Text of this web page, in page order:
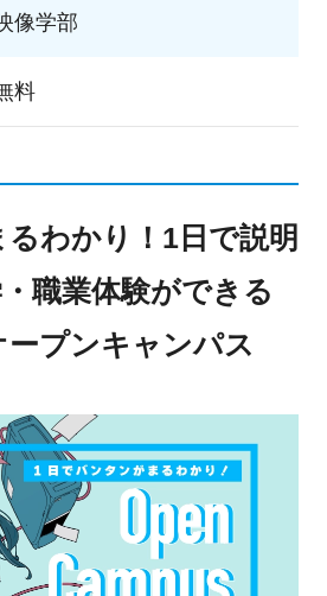
像学部
料
わかり！1日で説明
職業体験ができる
プンキャンパス